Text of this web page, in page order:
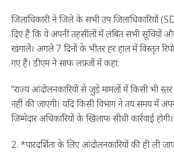
जिलाधिकारी ने जिले के सभी उप जिलाधिकारियों
दिए हैं कि वे अपनी तहसीलों में लंबित सभी सूचियों
खंगालें। अगले 7 दिनों के भीतर हर हाल में विस्तृत
गए हैं। डीएम ने साफ लफ़्जों में कहा:
“राज्य आंदोलनकारियों से जुड़े मामलों में किसी भी
नहीं की जाएगी। यदि किसी विभाग ने तय समय में अपनी
जिम्मेदार अधिकारियों के खिलाफ सीधी कार्रवाई
2. *पारदर्शिता के लिए आंदोलनकारियों की ही ली